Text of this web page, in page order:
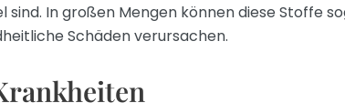
sind. In großen Mengen können diese Stoffe
Schäden verursachen.